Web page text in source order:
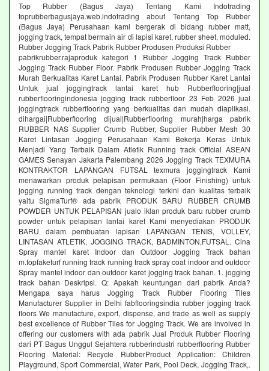
Top Rubber (Bagus Jaya) Tentang Kami Indotrading
toprubberbagusjaya.web.indotrading about Tentang Top Rubber
(Bagus Jaya) Perusahaan kami bergerak di bidang rubber matt,
jogging track, tempat bermain air di lapisi karet, rubber sheet, moduled.
Rubber Jogging Track Pabrik Rubber Produsen Produksi Rubber
pabrikrubber.rajaproduk kategori 1 Rubber Jogging Track Rubber
Jogging Track Rubber Floor. Pabrik Produsen Rubber Jogging Track
Murah Berkualitas Karet Lantai. Pabrik Produsen Rubber Karet Lantai
Untuk jual joggingtrack lantai karet hub Rubberflooring|jual
rubberflooringindonesia jogging track rubberfloor 23 Feb 2026 jual
joggingtrack rubberflooring yang berkualitas dan mudah diaplikasi.
dihargai|Rubberflooring dijual|Rubberflooring murah|harga pabrik
RUBBER NAS Supplier Crumb Rubber, Supplier Rubber Mesh 30
Karet Lintasan Jogging Perusahaan Kami Bekerja Keras Untuk
Menjadi Yang Terbaik Dalam Atletik Running track Official ASEAN
GAMES Senayan Jakarta Palembang 2026 Jogging Track TEXMURA
KONTRAKTOR LAPANGAN FUTSAL texmura joggingtrack Kami
menawarkan produk pelapisan permukaan (Floor Finishing) untuk
jogging running track dengan teknologi terkini dan kualitas terbaik
yaitu SigmaTurf® ada pabrik PRODUK BARU RUBBER CRUMB
POWDER UNTUK PELAPISAN jualo iklan produk baru rubber crumb
powder untuk pelapisan lantai karet Kami menyediakan PRODUK
BARU dalam pembuatan lapisan LAPANGAN TENIS, VOLLEY,
LINTASAN ATLETIK, JOGGING TRACK, BADMINTON,FUTSAL. Cina
Spray mantel karet Indoor dan Outdoor Jogging Track bahan
m.topfaketurf running track running track spray coat indoor and outdoor
Spray mantel indoor dan outdoor karet jogging track bahan. 1. jogging
track bahan Deskripsi. Q: Apakah keuntungan dari pabrik Anda?
Mengapa saya harus Jogging Track Rubber Flooring Tiles
Manufacturer Supplier in Delhi fabflooringsindia rubber jogging track
floors We manufacture, export, dispense, and trade as well as supply
best excellence of Rubber Tiles for Jogging Track. We are involved in
offering our customers with ada pabrik Jual Produk Rubber Flooring
dari PT Bagus Unggul Sejahtera rubberindustri rubberflooring Rubber
Flooring Material: Recycle RubberProduct Application: Children
Playground, Sport Commercial, Water Park, Pool Deck, Jogging Track,.